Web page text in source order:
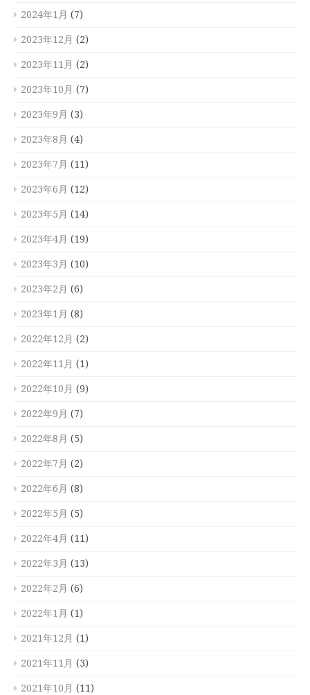
2024年1月 (7)
2023年12月 (2)
2023年11月 (2)
2023年10月 (7)
2023年9月 (3)
2023年8月 (4)
2023年7月 (11)
2023年6月 (12)
2023年5月 (14)
2023年4月 (19)
2023年3月 (10)
2023年2月 (6)
2023年1月 (8)
2022年12月 (2)
2022年11月 (1)
2022年10月 (9)
2022年9月 (7)
2022年8月 (5)
2022年7月 (2)
2022年6月 (8)
2022年5月 (5)
2022年4月 (11)
2022年3月 (13)
2022年2月 (6)
2022年1月 (1)
2021年12月 (1)
2021年11月 (3)
2021年10月 (11)